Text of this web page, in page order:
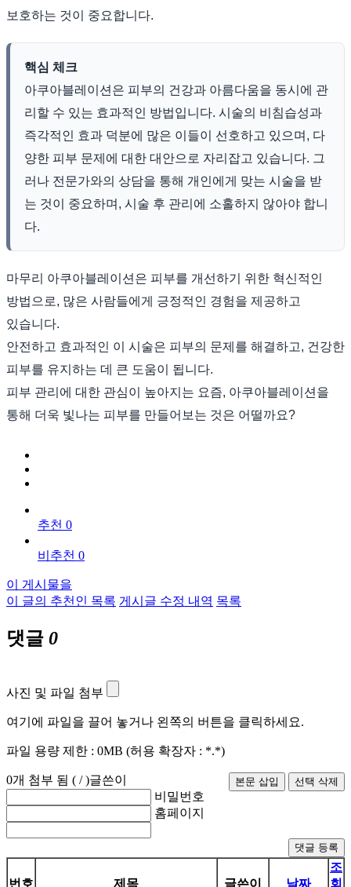
보호하는 것이 중요합니다.
핵심 체크
아쿠아블레이션은 피부의 건강과 아름다움을 동시에 관
리할 수 있는 효과적인 방법입니다. 시술의 비침습성과
즉각적인 효과 덕분에 많은 이들이 선호하고 있으며, 다
양한 피부 문제에 대한 대안으로 자리잡고 있습니다. 그
러나 전문가와의 상담을 통해 개인에게 맞는 시술을 받
는 것이 중요하며, 시술 후 관리에 소홀하지 않아야 합니
다.
마무리 아쿠아블레이션은 피부를 개선하기 위한 혁신적인
방법으로, 많은 사람들에게 긍정적인 경험을 제공하고
있습니다.
안전하고 효과적인 이 시술은 피부의 문제를 해결하고, 건강한
피부를 유지하는 데 큰 도움이 됩니다.
피부 관리에 대한 관심이 높아지는 요즘, 아쿠아블레이션을
통해 더욱 빛나는 피부를 만들어보는 것은 어떨까요?
추천 0
비추천 0
이 게시물을
이 글의 추천인 목록 게시글 수정 내역 목록
댓글 0
사진 및 파일 첨부
여기에 파일을 끌어 놓거나 왼쪽의 버튼을 클릭하세요.
파일 용량 제한 : 0MB (허용 확장자 : *.*)
0개 첨부 됨 ( /)글쓴이
비밀번호
홈페이지
댓글 등록
번호 제목 글쓴이 날짜
조
회